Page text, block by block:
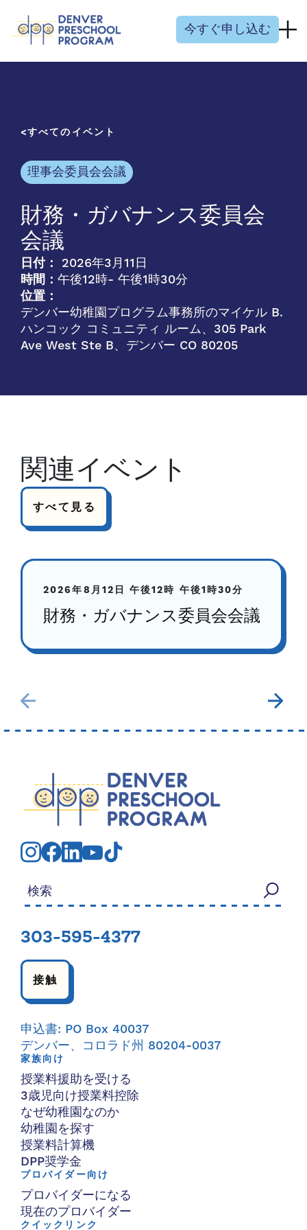
今すぐ申し込む
すべてのイベント
理事会委員会会議
財務・ガバナンス委員会
会議
日付：
2026年3月11日
時間： 午後12時- 午後1時30分
位置：
デンバー幼稚園プログラム事務所のマイケル B.
ハンコック コミュニティ ルーム、305 Park
Ave West Ste B、デンバー CO 80205
関連イベント
すべて見る
2026年8月12日 午後12時 午後1時30分
財務・ガバナンス委員会会議
検索する：
303-595-4377
接触
申込書: PO Box 40037
デンバー、コロラド州 80204-0037
家族向け
授業料援助を受ける
3歳児向け授業料控除
なぜ幼稚園なのか
幼稚園を探す
授業料計算機
DPP奨学金
プロバイダー向け
プロバイダーになる
現在のプロバイダー
クイックリンク